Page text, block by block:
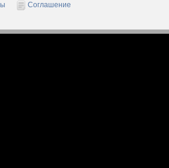
Соглашение